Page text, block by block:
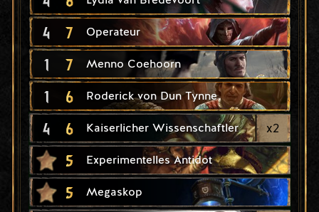
4 7 Operateur
1 7 Menno Coehoorn
1 6 Roderick von Dun Tynne
4 6 Kaiserlicher Wissenschaftler x2
5 Experimentelles Antidot
5 Megaskop